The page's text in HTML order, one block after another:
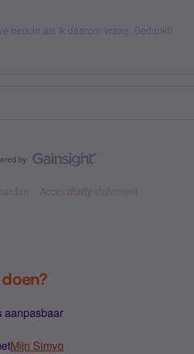
bericht als ik daarom vraag. Bedankt!
Accessibility statement
aanpasbaar
Mijn Simyo